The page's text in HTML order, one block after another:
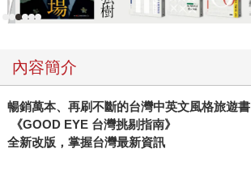
內容簡介
暢銷萬本、再刷不斷的台灣中英文風格旅遊書
《GOOD EYE 台灣挑剔指南》
全新改版，掌握台灣最新資訊